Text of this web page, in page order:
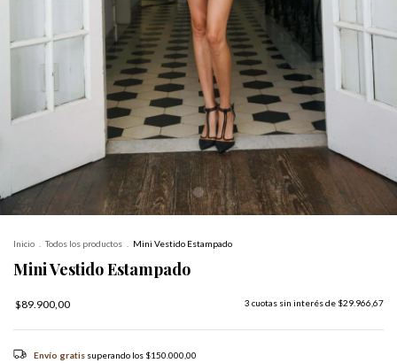
Inicio Todos los productos Mini Vestido Estampado
Mini Vestido Estampado
$89.900,00 3 cuotas sin interés de $29.966,67
Envío gratis superando los $150.000,00